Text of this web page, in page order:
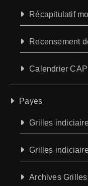
Récapitulatif
Recensement
Calendrier CAP
Payes
Grilles
Grilles
Archives